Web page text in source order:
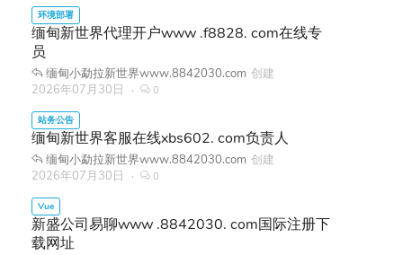
缅甸新世界代理开户www .f8828. com在线专
员
缅甸小勐拉新世界www.8842030.com 创建
2026年07月30日
0
缅甸新世界客服在线xbs602. com负责人
缅甸小勐拉新世界www.8842030.com 创建
2026年07月30日
0
新盛公司易聊www .8842030. com国际注册下
载网址